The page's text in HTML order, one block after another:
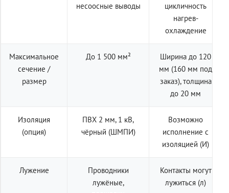
несоосные выводы
цикличность
нагрев-
охлаждение
Максимальное
сечение /
размер
До 1 500 мм²
Ширина до 120
мм (160 мм под
заказ), толщина
до 20 мм
Изоляция
(опция)
ПВХ 2 мм, 1 кВ,
чёрный (ШМПИ)
Возможно
исполнение с
изоляцией (И)
Лужение
Проводники
лужёные,
Контакты могут
лужиться (л)